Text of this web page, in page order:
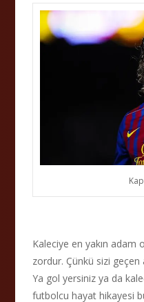
Kaleciye en yakın adam
zordur. Çünkü sizi geçen
Ya gol yersiniz ya da
futbolcu hayat hikayesi